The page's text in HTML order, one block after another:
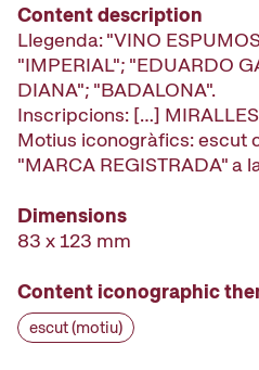
Content description
Llegenda: "VINO
"IMPERIAL"; "EDUARDO
DIANA"; "BADALONA".
Inscripcions: […]
Motius iconogràfics: escut
"MARCA REGISTRADA" a
Dimensions
83 x 123 mm
Content iconographic
escut (motiu)